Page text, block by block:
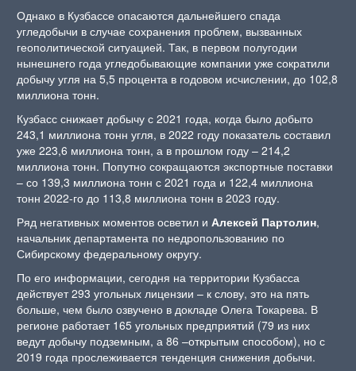
Однако в Кузбассе опасаются дальнейшего спада
угледобычи в случае сохранения проблем, вызванных
геополитической ситуацией. Так, в первом полугодии
нынешнего года угледобывающие компании уже сократили
добычу угля на 5,5 процента в годовом исчислении, до 102,8
миллиона тонн.
Кузбасс снижает добычу с 2021 года, когда было добыто
243,1 миллиона тонн угля, в 2022 году показатель составил
уже 223,6 миллиона тонн, а в прошлом году – 214,2
миллиона тонн. Попутно сокращаются экспортные поставки
– со 139,3 миллиона тонн с 2021 года и 122,4 миллиона
тонн 2022-го до 113,8 миллиона тонн в 2023 году.
Ряд негативных моментов осветил и Алексей Партолин,
начальник департамента по недропользованию по
Сибирскому федеральному округу.
По его информации, сегодня на территории Кузбасса
действует 293 угольных лицензии – к слову, это на пять
больше, чем было озвучено в докладе Олега Токарева. В
регионе работает 165 угольных предприятий (79 из них
ведут добычу подземным, а 86 –открытым способом), но с
2019 года прослеживается тенденция снижения добычи.